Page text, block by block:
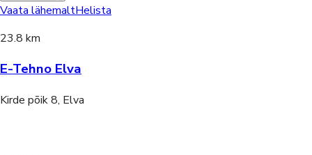
Vaata lähemaltHelista
23.8 km
E-Tehno Elva
Kirde põik 8, Elva